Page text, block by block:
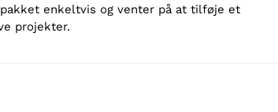
enkeltvis og venter på at tilføje et
projekter.